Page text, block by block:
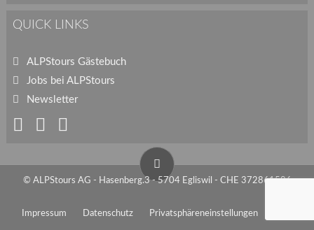
QUICK LINKS
ALPStours Gästebuch
Jobs bei ALPStours
Newsletter
© ALPStours AG - Hasenberg.3 - 5704 Egliswil - CHE 372861586
Impressum Datenschutz Privatsphäreneinstellungen